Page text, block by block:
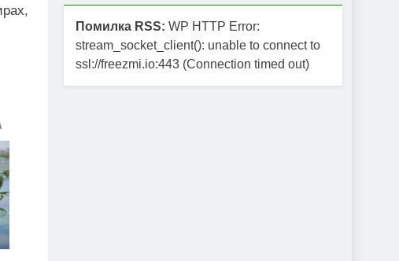
Помилка RSS: WP HTTP Error:
stream_socket_client(): unable to connect to
ssl://freezmi.io:443 (Connection timed out)